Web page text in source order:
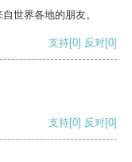
世界各地的朋友。
支持[0] 反对[0]
支持[0] 反对[0]